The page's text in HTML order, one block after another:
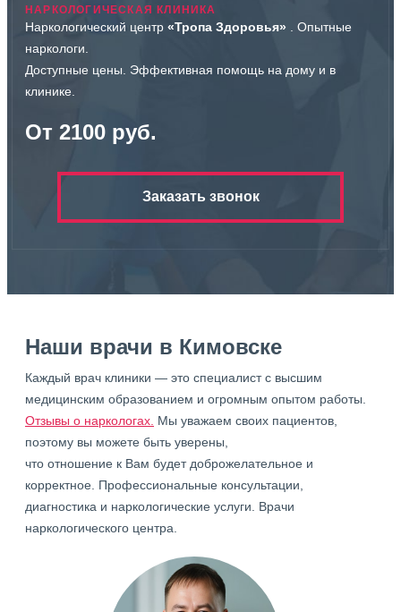
НАРКОЛОГИЧЕСКАЯ КЛИНИКА
Наркологический центр «Тропа Здоровья»
. Опытные
наркологи.
Доступные цены. Эффективная помощь на дому и в
клинике.
От 2100 руб.
Заказать звонок
Наши врачи в Кимовске
Каждый врач клиники — это специалист с высшим
медицинским образованием и огромным опытом работы.
Отзывы о наркологах. Мы уважаем своих пациентов,
поэтому вы можете быть уверены,
что отношение к Вам будет доброжелательное и
корректное. Профессиональные консультации,
диагностика и наркологические услуги. Врачи
наркологического центра.